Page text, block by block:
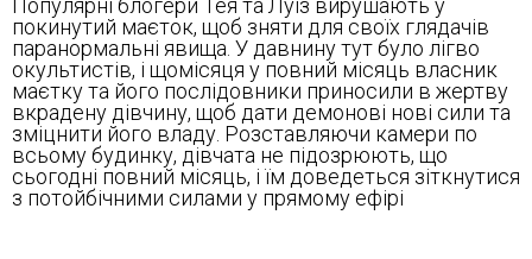
Популярні блогери Тея та Луїз вирушають у
покинутий маєток, щоб зняти для своїх глядачів
паранормальні явища. У давнину тут було лігво
окультистів, і щомісяця у повний місяць власник
маєтку та його послідовники приносили в жертву
вкрадену дівчину, щоб дати демонові нові сили та
зміцнити його владу. Розставляючи камери по
всьому будинку, дівчата не підозрюють, що
сьогодні повний місяць, і їм доведеться зіткнутися
з потойбічними силами у прямому ефірі